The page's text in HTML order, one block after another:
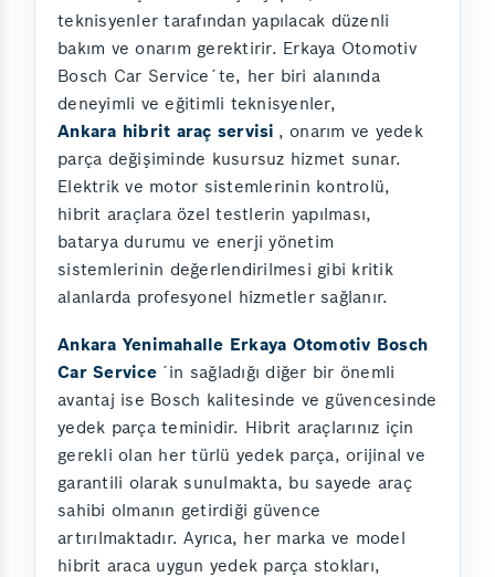
teknisyenler tarafından yapılacak düzenli
bakım ve onarım gerektirir. Erkaya Otomotiv
Bosch Car Service´te, her biri alanında
deneyimli ve eğitimli teknisyenler,
Ankara hibrit araç servisi , onarım ve yedek
parça değişiminde kusursuz hizmet sunar.
Elektrik ve motor sistemlerinin kontrolü,
hibrit araçlara özel testlerin yapılması,
batarya durumu ve enerji yönetim
sistemlerinin değerlendirilmesi gibi kritik
alanlarda profesyonel hizmetler sağlanır.
Ankara Yenimahalle Erkaya Otomotiv Bosch
Car Service ´in sağladığı diğer bir önemli
avantaj ise Bosch kalitesinde ve güvencesinde
yedek parça teminidir. Hibrit araçlarınız için
gerekli olan her türlü yedek parça, orijinal ve
garantili olarak sunulmakta, bu sayede araç
sahibi olmanın getirdiği güvence
artırılmaktadır. Ayrıca, her marka ve model
hibrit araca uygun yedek parça stokları,